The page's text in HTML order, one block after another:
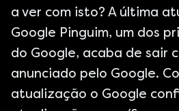
a ver com isto? A última
Google Pinguim, um dos
do Google, acaba de sair
anunciado pelo Google.
atualização o Google